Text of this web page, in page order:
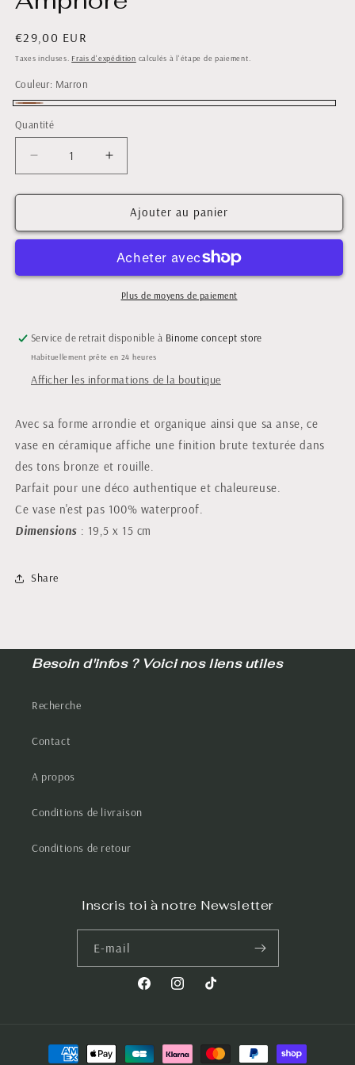
Prix
habituel
€29,00 EUR
Taxes incluses. Frais d'expédition calculés à l'étape de paiement.
Couleur: Marron
Quantité
Quantité
Réduire
la
quantité
Vase
-
Augmenter
la
quantité
Vase
marron
-
Amphore
Ajouter au panier
Plus de moyens de paiement
Service de retrait disponible à Binome concept store
Habituellement prête en 24 heures
Afficher les informations de la boutique
Avec sa forme arrondie et organique ainsi que sa anse, ce
vase en céramique affiche une finition brute texturée dans
des tons bronze et rouille.
Parfait pour une déco authentique et chaleureuse.
Ce vase n'est pas 100% waterproof.
Dimensions : 19,5 x 15 cm
Share
Besoin d'infos ? Voici nos liens utiles
Recherche
Contact
A propos
Conditions de livraison
Conditions de retour
Inscris toi à notre Newsletter
E-mail
FacebookInstagramTikTok
Moyens